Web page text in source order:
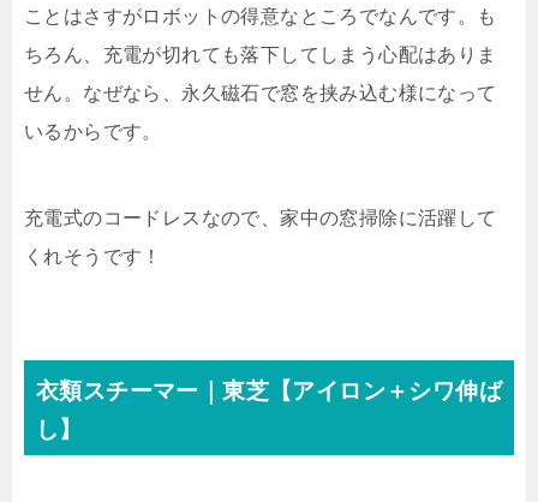
ことはさすがロボットの得意なところでなんです。も
ちろん、充電が切れても落下してしまう心配はありま
せん。なぜなら、永久磁石で窓を挟み込む様になって
いるからです。
充電式のコードレスなので、家中の窓掃除に活躍して
くれそうです！
衣類スチーマー｜東芝【アイロン＋シワ伸ば
し】